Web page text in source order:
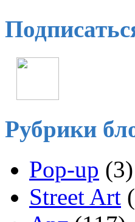
Рубрики
Pop-up (3)
Street Art